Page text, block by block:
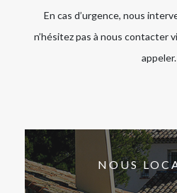
En cas d’urgence, nous
n’hésitez pas à nous contacter
appeler.
NOUS